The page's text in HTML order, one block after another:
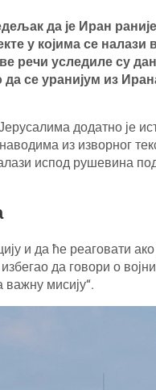
да је Иран
у којима се налази
речи уследиле су
се уранијум из
додатно је
из изворног
испод рушевина
и да ће реаговати
да говори о
мисију“.